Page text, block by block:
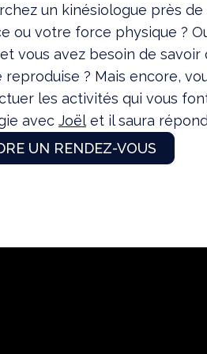
un kinésiologue près
ou votre force physique ?
vous avez besoin de
reproduise ? Mais encore,
les activités qui vous
avec Joëlet il saura
UN RENDEZ-VOUS